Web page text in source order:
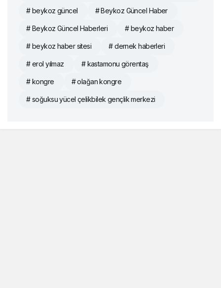
# beykoz güncel # Beykoz Güncel Haber
# Beykoz Güncel Haberleri # beykoz haber
# beykoz haber sitesi # dernek haberleri
# erol yılmaz # kastamonu görentaş
# kongre # olağan kongre
# soğuksu yücel çelikbilek gençlik merkezi